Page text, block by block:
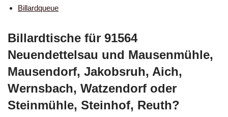
Billardqueue
Billardtische für 91564
Neuendettelsau und Mausenmühle,
Mausendorf, Jakobsruh, Aich,
Wernsbach, Watzendorf oder
Steinmühle, Steinhof, Reuth?